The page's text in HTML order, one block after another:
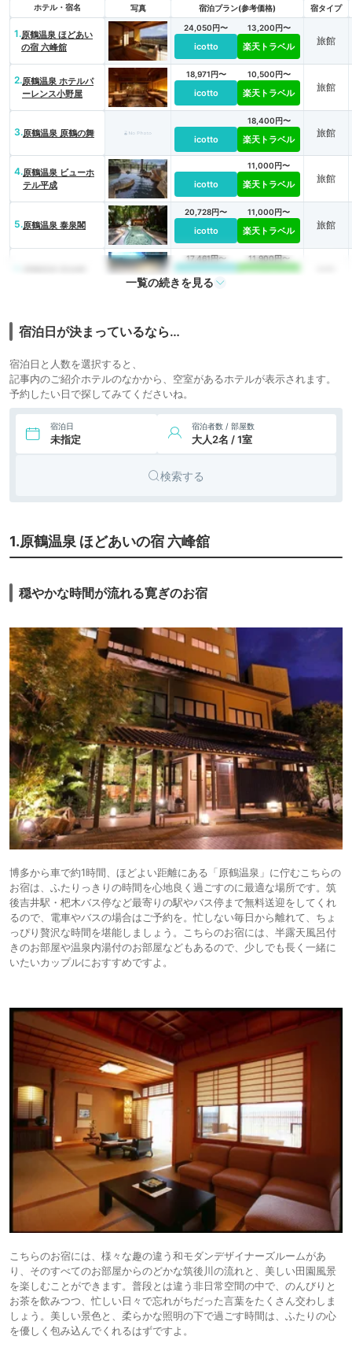
ホテル・宿名 写真 宿泊プラン(参考価格) 宿タイプ
1.原鶴温泉 ほどあい
の宿 六峰舘
24,050円〜
icotto
13,200円〜
楽天トラベル 旅館
2.原鶴温泉 ホテルパ
ーレンス小野屋
18,971円〜
icotto
10,500円〜
楽天トラベル 旅館
3.原鶴温泉 原鶴の舞
icotto
18,400円〜
楽天トラベル
旅館
4.原鶴温泉 ビューホ
テル平成
icotto
11,000円〜
楽天トラベル 旅館
5.原鶴温泉 泰泉閣
20,728円〜
icotto
11,000円〜
楽天トラベル 旅館
17,461円〜
icotto
11,900円〜
楽天トラベル
閣
8. 筑後川温泉 ふくせ
んか
9.筑後川温泉 清乃屋 icotto 楽天トラベル 旅館
10. 秋月温泉 料亭旅館
39,800円〜
旅館
11.休暇村 志賀島 旅館
12.天然田園温泉 ふか
ほり邸
icotto 楽天トラベル
一覧の続きを見る
宿泊日が決まっているなら…
宿泊日と人数を選択すると、
記事内のご紹介ホテルのなかから、空室があるホテルが表示されます。
予約したい日で探してみてくださいね。
宿泊日
未指定
宿泊者数 / 部屋数
大人2名 / 1室
検索する
1.原鶴温泉 ほどあいの宿 六峰舘
穏やかな時間が流れる寛ぎのお宿
博多から車で約1時間、ほどよい距離にある「原鶴温泉」に佇むこちらの
お宿は、ふたりっきりの時間を心地良く過ごすのに最適な場所です。筑
後吉井駅・杷木バス停など最寄りの駅やバス停まで無料送迎をしてくれ
るので、電車やバスの場合はご予約を。忙しない毎日から離れて、ちょ
っぴり贅沢な時間を堪能しましょう。こちらのお宿には、半露天風呂付
きのお部屋や温泉内湯付のお部屋などもあるので、少しでも長く一緒に
いたいカップルにおすすめですよ。
こちらのお宿には、様々な趣の違う和モダンデザイナーズルームがあ
り、そのすべてのお部屋からのどかな筑後川の流れと、美しい田園風景
を楽しむことができます。普段とは違う非日常空間の中で、のんびりと
お茶を飲みつつ、忙しい日々で忘れがちだった言葉をたくさん交わしま
しょう。美しい景色と、柔らかな照明の下で過ごす時間は、ふたりの心
を優しく包み込んでくれるはずですよ。